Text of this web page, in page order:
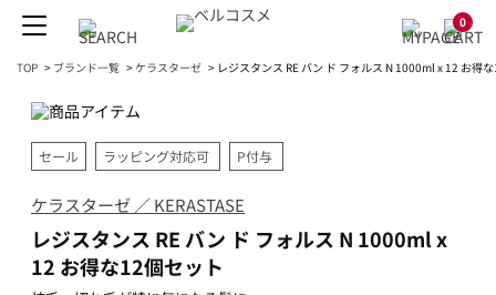
0
TOP > ブランド一覧 > ケラスターゼ > レジスタンス RE バン ド フォルス N 1000ml x 12 お得
セール ラッピング対応可 P付与
ケラスターゼ ／ KERASTASE
レジスタンス RE バン ド フォルス N 1000ml x
12 お得な12個セット